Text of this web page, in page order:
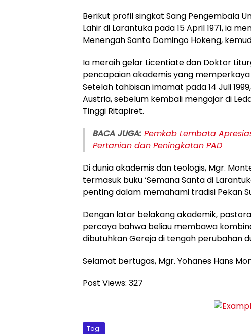
Berikut profil singkat Sang Pengembala
Lahir di Larantuka pada 15 April 1971, ia
Menengah Santo Domingo Hokeng,
Ia meraih gelar Licentiate dan Doktor
pencapaian akademis yang
Setelah tahbisan imamat pada 14 Juli
Austria, sebelum kembali mengajar di
Tinggi Ritapiret.
BACA JUGA: Pemkab Lembata
Pertanian dan Peningkatan PAD
Di dunia akademis dan teologis, Mgr.
termasuk buku ‘Semana Santa di
penting dalam memahami tradisi Pekan
Dengan latar belakang akademik,
percaya bahwa beliau membawa
dibutuhkan Gereja di tengah perubahan
Selamat bertugas, Mgr. Yohanes Hans
Post Views: 327
Tag: